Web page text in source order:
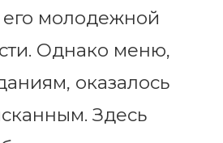
его молодежной
Однако меню,
оказалось
Здесь